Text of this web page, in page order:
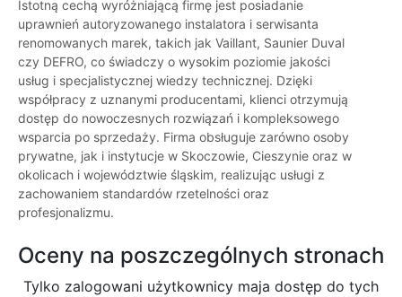
Istotną cechą wyróżniającą firmę jest posiadanie
uprawnień autoryzowanego instalatora i serwisanta
renomowanych marek, takich jak Vaillant, Saunier Duval
czy DEFRO, co świadczy o wysokim poziomie jakości
usług i specjalistycznej wiedzy technicznej. Dzięki
współpracy z uznanymi producentami, klienci otrzymują
dostęp do nowoczesnych rozwiązań i kompleksowego
wsparcia po sprzedaży. Firma obsługuje zarówno osoby
prywatne, jak i instytucje w Skoczowie, Cieszynie oraz w
okolicach i województwie śląskim, realizując usługi z
zachowaniem standardów rzetelności oraz
profesjonalizmu.
Oceny na poszczególnych stronach
Tylko zalogowani użytkownicy maja dostęp do tych